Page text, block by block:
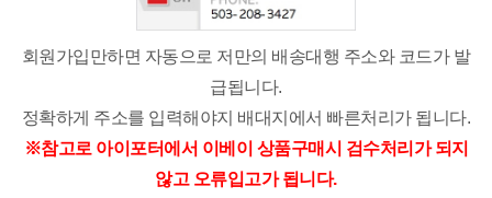
회원가입만하면 자동으로 저만의 배송대행 주소와 코드가 발
급됩니다.
정확하게 주소를 입력해야지 배대지에서 빠른처리가 됩니다.
※참고로 아이포터에서 이베이 상품구매시 검수처리가 되지
않고 오류입고가 됩니다.